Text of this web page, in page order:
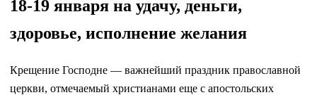
18-19 января на удачу, деньги,
здоровье, исполнение желания
Крещение Господне — важнейший праздник православной
церкви, отмечаемый христианами еще с апостольских